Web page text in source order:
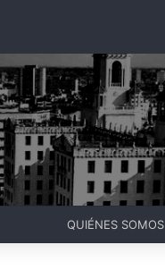
QUIÉNES SOMOS